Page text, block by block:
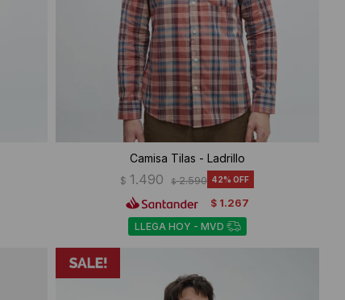
Camisa Tilas - Ladrillo
$ 1.490 $ 2.590 42
$ 1.267
LLEGA HOY - MVD